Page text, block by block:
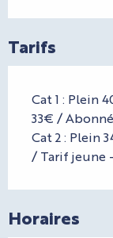
Tarifs
Cat 1 : Plein
33€ /
Cat 2 : Plein
/ Tarif jeune
Horaires